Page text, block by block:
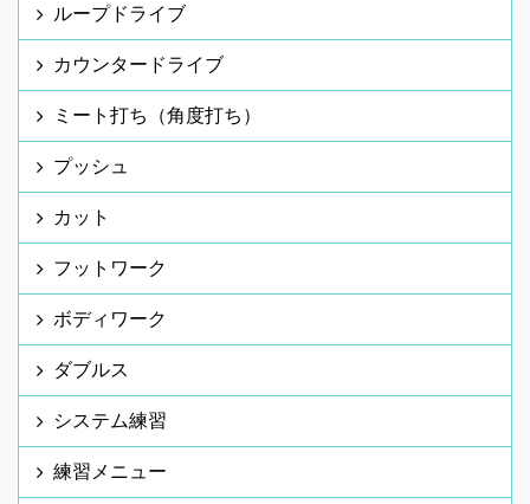
ループドライブ
カウンタードライブ
ミート打ち（角度打ち）
プッシュ
カット
フットワーク
ボディワーク
ダブルス
システム練習
練習メニュー